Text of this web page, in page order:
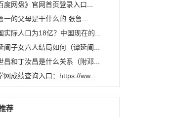
度网盘》官网首页登录入口...
一的父母是干什么的 张鲁...
实际人口为18亿？中国现在的...
闿子女六人结局如何（谭延闿...
昌和丁汝昌是什么关系（附邓...
网成绩查询入口：https://ww...
荐